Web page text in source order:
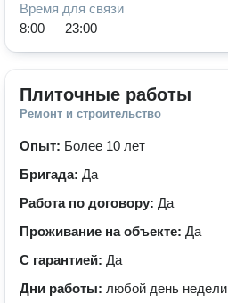
Время для связи
8:00 — 23:00
Плиточные работы
Ремонт и строительство
Опыт: Более 10 лет
Бригада: Да
Работа по договору: Да
Проживание на объекте: Да
С гарантией: Да
Дни работы: любой день недели